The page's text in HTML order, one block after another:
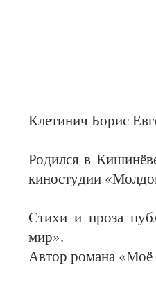
Кле­ти­нич Бо­рис
Ро­дил­ся в
ки­но­сту­дии
Сти­хи и про­за
мир».
Ав­тор ро­ма­на «Моё